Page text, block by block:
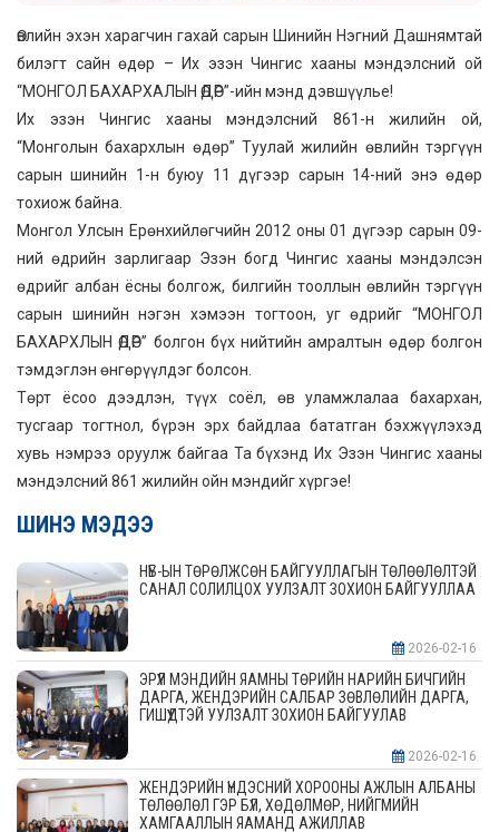
Өвлийн эхэн харагчин гахай сарын Шинийн Нэгний Дашнямтай
билэгт сайн өдөр – Их эзэн Чингис хааны мэндэлсний ой
“МОНГОЛ БАХАРХАЛЫН ӨДӨР”-ийн мэнд дэвшүүлье!
Их эзэн Чингис хааны мэндэлсний 861-н жилийн ой,
“Монголын бахархлын өдөр” Туулай жилийн өвлийн тэргүүн
сарын шинийн 1-н буюу 11 дүгээр сарын 14-ний энэ өдөр
тохиож байна.
Монгол Улсын Ерөнхийлөгчийн 2012 оны 01 дүгээр сарын 09-
ний өдрийн зарлигаар Эзэн богд Чингис хааны мэндэлсэн
өдрийг албан ёсны болгож, билгийн тооллын өвлийн тэргүүн
сарын шинийн нэгэн хэмээн тогтоон, уг өдрийг “МОНГОЛ
БАХАРХЛЫН ӨДӨР” болгон бүх нийтийн амралтын өдөр болгон
тэмдэглэн өнгөрүүлдэг болсон.
Төрт ёсоо дээдлэн, түүх соёл, өв уламжлалаа бахархан,
тусгаар тогтнол, бүрэн эрх байдлаа бататган бэхжүүлэхэд
хувь нэмрээ оруулж байгаа Та бүхэнд Их Эзэн Чингис хааны
мэндэлсний 861 жилийн ойн мэндийг хүргэe!
ШИНЭ МЭДЭЭ
НҮБ-ЫН ТӨРӨЛЖСӨН БАЙГУУЛЛАГЫН ТӨЛӨӨЛӨЛТЭЙ
САНАЛ СОЛИЛЦОХ УУЛЗАЛТ ЗОХИОН БАЙГУУЛЛАА
2026-02-16
ЭРҮҮЛ МЭНДИЙН ЯАМНЫ ТӨРИЙН НАРИЙН БИЧГИЙН
ДАРГА, ЖЕНДЭРИЙН САЛБАР ЗӨВЛӨЛИЙН ДАРГА,
ГИШҮҮДТЭЙ УУЛЗАЛТ ЗОХИОН БАЙГУУЛАВ
2026-02-16
ЖЕНДЭРИЙН ҮНДЭСНИЙ ХОРООНЫ АЖЛЫН АЛБАНЫ
ТӨЛӨӨЛӨЛ ГЭР БҮЛ, ХӨДӨЛМӨР, НИЙГМИЙН
ХАМГААЛЛЫН ЯАМАНД АЖИЛЛАВ